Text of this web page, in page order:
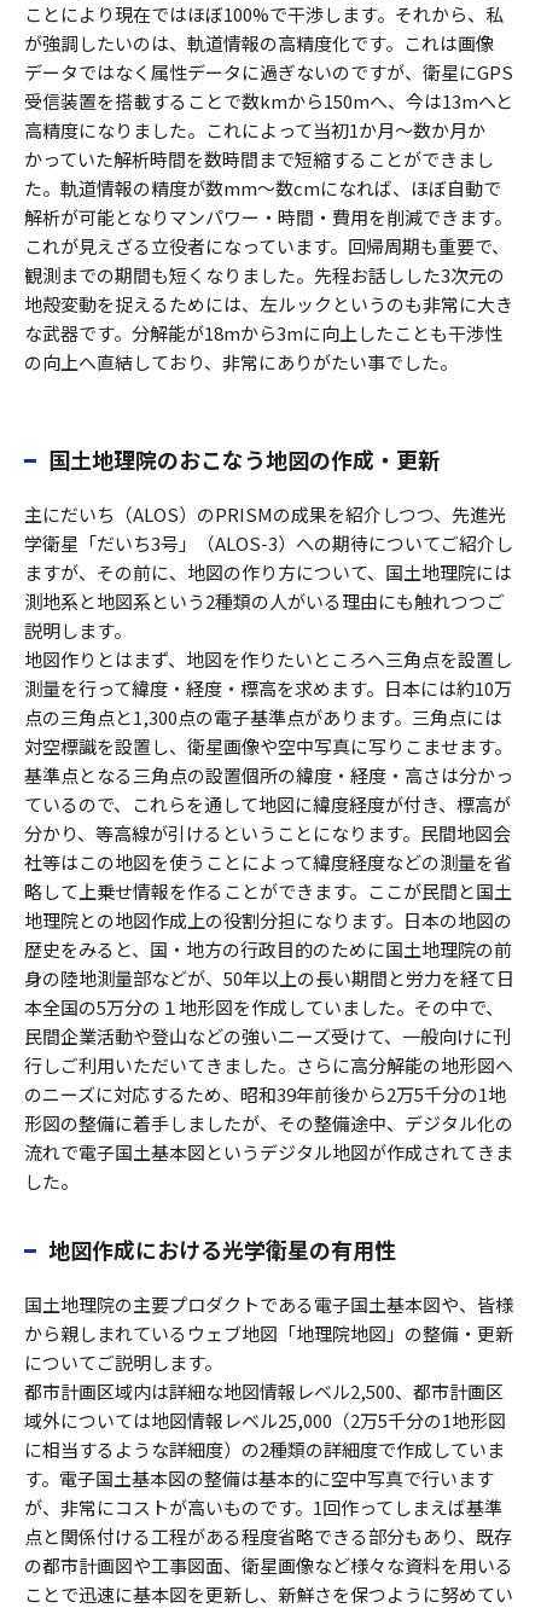
ことにより現在ではほぼ100%で干渉します。それから、私
が強調したいのは、軌道情報の高精度化です。これは画像
データではなく属性データに過ぎないのですが、衛星にGPS
受信装置を搭載することで数kmから150mへ、今は13mへと
高精度になりました。これによって当初1か月～数か月か
かっていた解析時間を数時間まで短縮することができまし
た。軌道情報の精度が数mm～数cmになれば、ほぼ自動で
解析が可能となりマンパワー・時間・費用を削減できます。
これが見えざる立役者になっています。回帰周期も重要で、
観測までの期間も短くなりました。先程お話しした3次元の
地殻変動を捉えるためには、左ルックというのも非常に大き
な武器です。分解能が18mから3mに向上したことも干渉性
の向上へ直結しており、非常にありがたい事でした。
国土地理院のおこなう地図の作成・更新
主にだいち（ALOS）のPRISMの成果を紹介しつつ、先進光
学衛星「だいち3号」（ALOS-3）への期待についてご紹介し
ますが、その前に、地図の作り方について、国土地理院には
測地系と地図系という2種類の人がいる理由にも触れつつご
説明します。
地図作りとはまず、地図を作りたいところへ三角点を設置し
測量を行って緯度・経度・標高を求めます。日本には約10万
点の三角点と1,300点の電子基準点があります。三角点には
対空標識を設置し、衛星画像や空中写真に写りこませます。
基準点となる三角点の設置個所の緯度・経度・高さは分かっ
ているので、これらを通して地図に緯度経度が付き、標高が
分かり、等高線が引けるということになります。民間地図会
社等はこの地図を使うことによって緯度経度などの測量を省
略して上乗せ情報を作ることができます。ここが民間と国土
地理院との地図作成上の役割分担になります。日本の地図の
歴史をみると、国・地方の行政目的のために国土地理院の前
身の陸地測量部などが、50年以上の長い期間と労力を経て日
本全国の5万分の１地形図を作成していました。その中で、
民間企業活動や登山などの強いニーズ受けて、一般向けに刊
行しご利用いただいてきました。さらに高分解能の地形図へ
のニーズに対応するため、昭和39年前後から2万5千分の1地
形図の整備に着手しましたが、その整備途中、デジタル化の
流れで電子国土基本図というデジタル地図が作成されてきま
した。
地図作成における光学衛星の有用性
国土地理院の主要プロダクトである電子国土基本図や、皆様
から親しまれているウェブ地図「地理院地図」の整備・更新
についてご説明します。
都市計画区域内は詳細な地図情報レベル2,500、都市計画区
域外については地図情報レベル25,000（2万5千分の1地形図
に相当するような詳細度）の2種類の詳細度で作成していま
す。電子国土基本図の整備は基本的に空中写真で行います
が、非常にコストが高いものです。1回作ってしまえば基準
点と関係付ける工程がある程度省略できる部分もあり、既存
の都市計画図や工事図面、衛星画像など様々な資料を用いる
ことで迅速に基本図を更新し、新鮮さを保つように努めてい